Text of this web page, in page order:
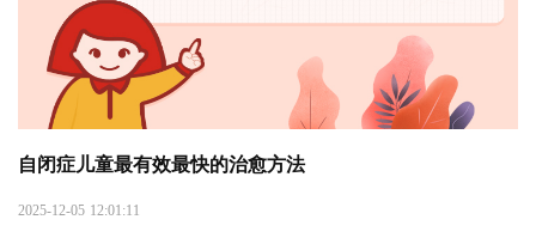
自闭症儿童最有效最快的治愈方法
2025-12-05 12:01:11